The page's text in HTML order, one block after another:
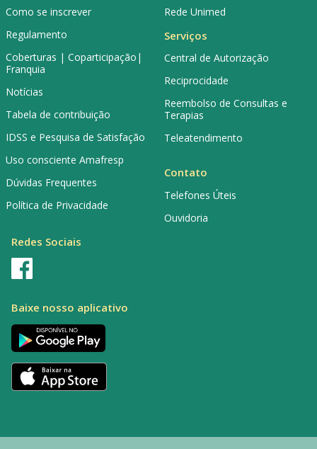
Como se inscrever
Regulamento
Coberturas | Coparticipação|
Franquia
Notícias
Tabela de contribuição
IDSS e Pesquisa de Satisfação
Uso consciente Amafresp
Dúvidas Frequentes
Política de Privacidade
Rede Unimed
Serviços
Central de Autorização
Reciprocidade
Reembolso de Consultas e
Terapias
Teleatendimento
Contato
Telefones Úteis
Ouvidoria
Redes Sociais
Baixe nosso aplicativo